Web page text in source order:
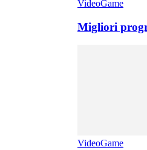
VideoGame
Migliori
VideoGame